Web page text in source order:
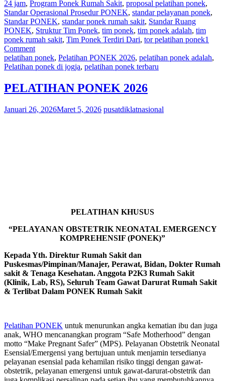
24 jam, Program Ponek Rumah Sakit, proposal pelatihan ponek,
Standar Operasional Prosedur PONEK, standar pelayanan ponek,
Standar PONEK, standar ponek rumah sakit, Standar Ruang
PONEK, Struktur Tim Ponek, tim ponek, tim ponek adalah, tim
ponek rumah sakit, Tim Ponek Terdiri Dari, tor pelatihan ponek1
Comment
pelatihan ponek, Pelatihan PONEK 2026, pelatihan ponek adalah,
Pelatihan ponek di jogja, pelatihan ponek terbaru
PELATIHAN PONEK 2026
Januari 26, 2026Maret 5, 2026 pusatdiklatnasional
PELATIHAN KHUSUS
“PELAYANAN OBSTETRIK NEONATAL EMERGENCY
KOMPREHENSIF (PONEK)”
Kepada Yth. Direktur Rumah Sakit dan
Puskesmas/Pimpinan/Manajer, Perawat, Bidan, Dokter Rumah
sakit & Tenaga Kesehatan. Anggota P2K3 Rumah Sakit
(Klinik, Lab, RS), Seluruh Team Gawat Darurat Rumah Sakit
& Terlibat Dalam PONEK Rumah Sakit
Pelatihan PONEK untuk menurunkan angka kematian ibu dan juga
anak, WHO mencanangkan program “Safe Motherhood” dengan
motto “Make Pregnant Safer” (MPS). Pelayanan Obstetrik Neonatal
Esensial/Emergensi yang bertujuan untuk menjamin tersedianya
pelayanan esensial pada kehamilan risiko tinggi dengan gawat-
obstetrik, pelayanan emergensi untuk gawat-darurat-obstetrik dan